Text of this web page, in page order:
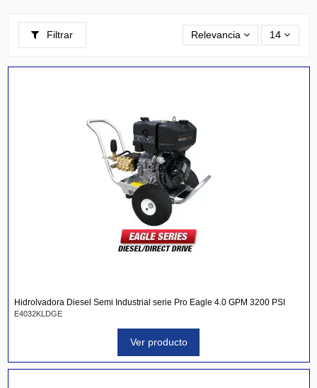
Filtrar Relevancia 14
Hidrolvadora Diesel Semi Industrial serie Pro Eagle 4.0 GPM 3200 PSI
E4032KLDGE
Ver producto